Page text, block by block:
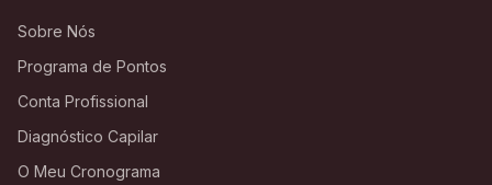
Sobre Nós
Programa de Pontos
Conta Profissional
Diagnóstico Capilar
O Meu Cronograma